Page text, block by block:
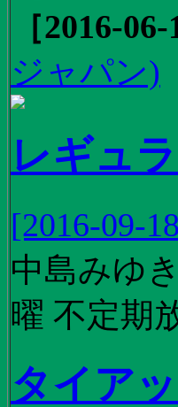
［2016-06-
ジャパン)
レギュ
[2016-09-
中島みゆ
曜 不定期
タイア